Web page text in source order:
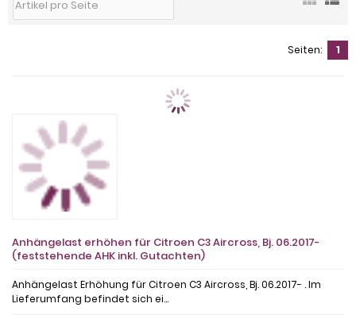
Seiten: 1
Anhängelast erhöhen für Citroen C3 Aircross, Bj. 06.2017-
(feststehende AHK inkl. Gutachten)
Anhängelast Erhöhung für Citroen C3 Aircross, Bj. 06.2017- . Im
Lieferumfang befindet sich ei...